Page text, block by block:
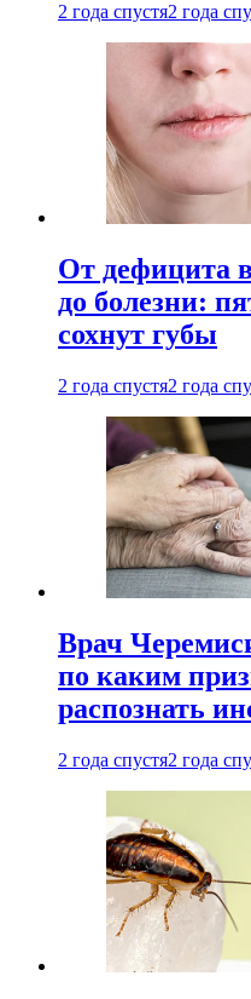
2 года спустя2 года
От дефицита
до болезни:
сохнут губы
2 года спустя2 года
Врач
по каким
распознать
2 года спустя2 года